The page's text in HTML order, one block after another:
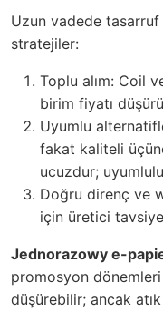
Uzun vadede
stratejiler:
Toplu alım: Coil
birim fiyatı
Uyumlu
fakat kaliteli
ucuzdur;
Doğru direnç ve
için üretici
Jednorazowy e-
promosyon
düşürebilir; ancak